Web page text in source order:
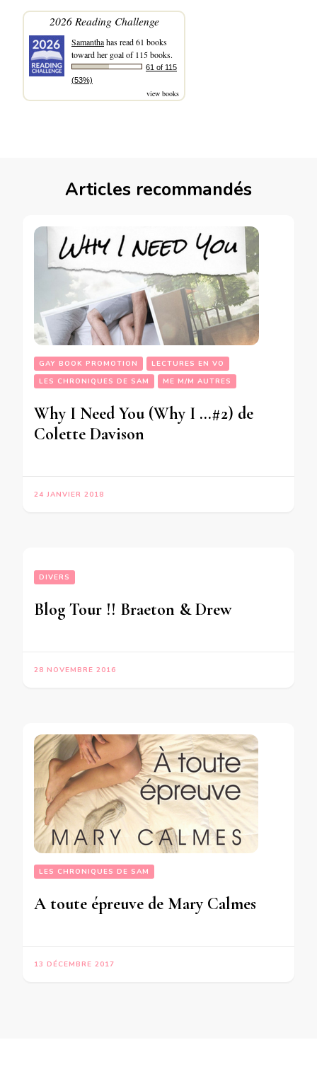
2026 Reading Challenge
Samanthahas read 61 books
toward her goal of 115 books.
61 of 115
(53%)
view books
Articles recommandés
GAY BOOK PROMOTION
LECTURES EN VO
LES CHRONIQUES DE SAM
ME M/M AUTRES
Why I Need You (Why I …#2) de
Colette Davison
24 JANVIER 2018
DIVERS
Blog Tour !! Braeton & Drew
28 NOVEMBRE 2016
LES CHRONIQUES DE SAM
A toute épreuve de Mary Calmes
13 DÉCEMBRE 2017